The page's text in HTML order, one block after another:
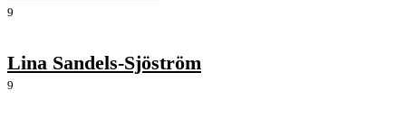
9
Lina Sandels-Sjöström
9